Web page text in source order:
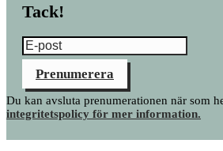
Tack!
Prenumerera
Du kan avsluta prenumerationen när som
integritetspolicy för mer information.